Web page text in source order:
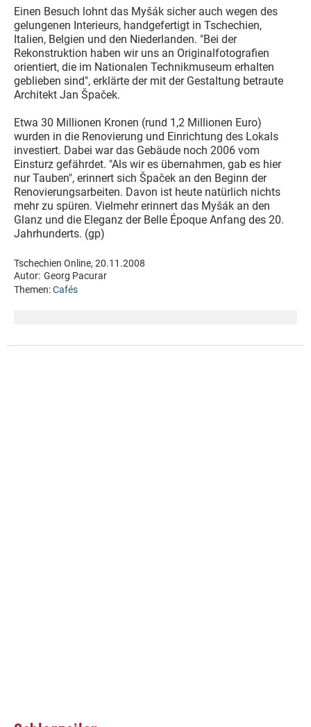
Einen Besuch lohnt das Myšák sicher auch wegen des
gelungenen Interieurs, handgefertigt in Tschechien,
Italien, Belgien und den Niederlanden. "Bei der
Rekonstruktion haben wir uns an Originalfotografien
orientiert, die im Nationalen Technikmuseum erhalten
geblieben sind", erklärte der mit der Gestaltung betraute
Architekt Jan Špaček.
Etwa 30 Millionen Kronen (rund 1,2 Millionen Euro)
wurden in die Renovierung und Einrichtung des Lokals
investiert. Dabei war das Gebäude noch 2006 vom
Einsturz gefährdet. "Als wir es übernahmen, gab es hier
nur Tauben", erinnert sich Špaček an den Beginn der
Renovierungsarbeiten. Davon ist heute natürlich nichts
mehr zu spüren. Vielmehr erinnert das Myšák an den
Glanz und die Eleganz der Belle Époque Anfang des 20.
Jahrhunderts. (gp)
Tschechien Online, 20.11.2008
Autor: Georg Pacurar
Themen:Cafés